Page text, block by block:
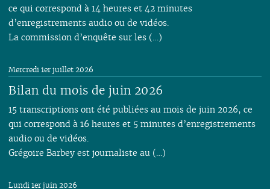
ce qui correspond à 14 heures et 42 minutes
d’enregistrements audio ou de vidéos.
La commission d’enquête sur les (…)
Bilan du mois de juin 2026
Mercredi 1er juillet 2026
15 transcriptions ont été publiées au mois de juin 2026, ce
qui correspond à 16 heures et 5 minutes d’enregistrements
audio ou de vidéos.
Grégoire Barbey est journaliste au (…)
Lundi 1er juin 2026